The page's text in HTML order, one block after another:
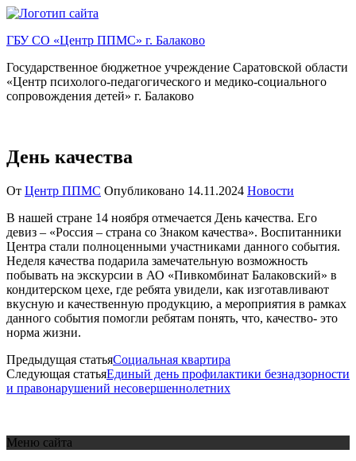
Перейти
содержимому
ГБУ СО «Центр ППМС» г. Балаково
Государственное бюджетное учреждение Саратовской области
«Центр психолого-педагогического и медико-социального
сопровождения детей» г. Балаково
День качества
От Центр ППМС Опубликовано 14.11.2024 Новости
В нашей стране 14 ноября отмечается День качества. Его
девиз – «Россия – страна со Знаком качества». Воспитанники
Центра стали полноценными участниками данного события.
Неделя качества подарила замечательную возможность
побывать на экскурсии в АО «Пивкомбинат Балаковский» в
кондитерском цехе, где ребята увидели, как изготавливают
вкусную и качественную продукцию, а мероприятия в рамках
данного события помогли ребятам понять, что, качество- это
норма жизни.
Предыдущая статьяСоциальная квартира
Следующая статьяЕдиный день профилактики безнадзорности
и правонарушений несовершеннолетних
Меню сайта